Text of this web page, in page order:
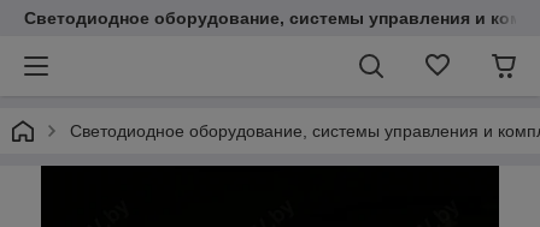
Светодиодное оборудование, системы управления и
Светодиодное оборудование, системы управления и